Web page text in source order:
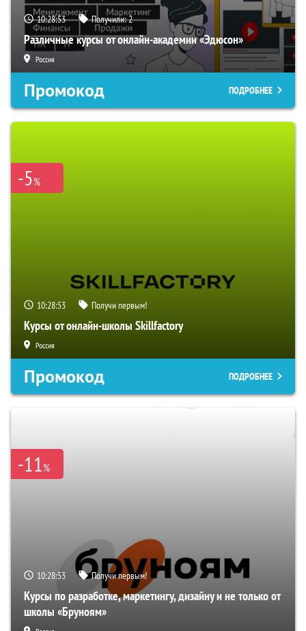
10:28:53 Получили:2
Различные курсы от онлайн-академии «Эдюсон»
Россия
Промокод ПОДРОБНЕЕ
-5%
10:28:53 Получи первым!
Курсы от онлайн-школы Skillfactory
Россия
Промокод ПОДРОБНЕЕ
-11%
10:28:53 Получи первым!
Курсы по разработке, маркетингу, дизайну и не только от
школы «Бруноям»